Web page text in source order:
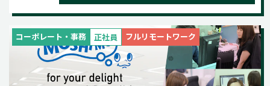
コーポレート・事務 正社員 フルリモートワーク